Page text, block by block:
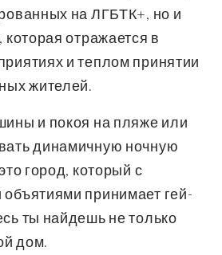
на ЛГБТК+, но и
отражается в
и теплом принятии
жителей.
и покоя на пляже или
динамичную ночную
город, который с
принимает гей-
ты найдешь не только
дом.